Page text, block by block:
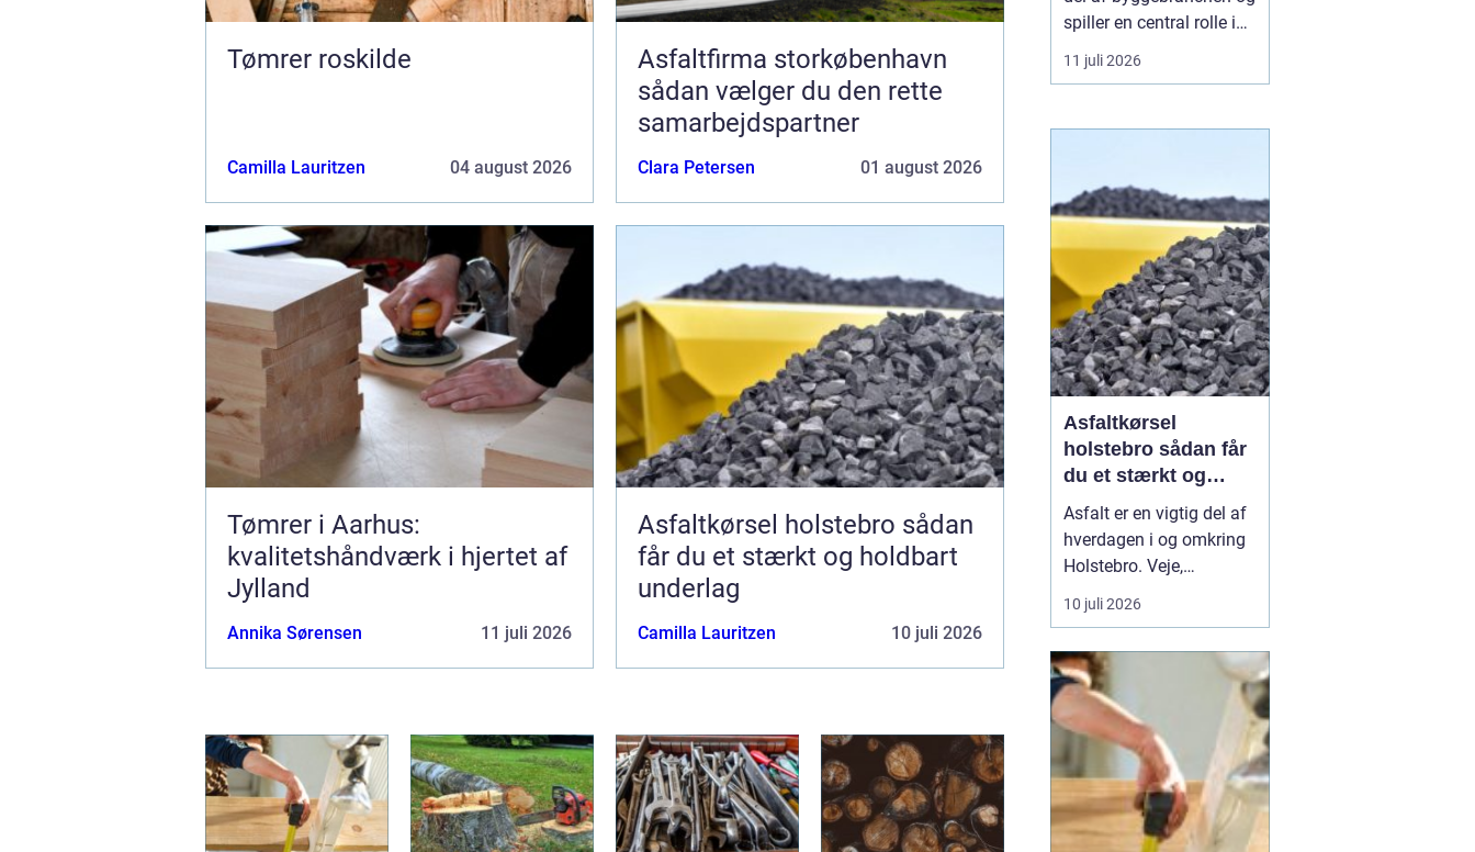
Tømrer roskilde
Camilla Lauritzen 04 august 2026
Asfaltfirma storkøbenhavn
sådan vælger du den rette
samarbejdspartner
Clara Petersen 01 august 2026
Tømrer i Aarhus:
kvalitetshåndværk i hjertet af
Jylland
Annika Sørensen 11 juli 2026
Asfaltkørsel holstebro sådan
får du et stærkt og holdbart
underlag
Camilla Lauritzen 10 juli 2026
spiller en central rolle i
både nybyggeri,
renovering og
boliger og
Aarhus er der stor
aktivitet inden for
byggeri, og derfor er der
løbende ...
11 juli 2026
Asfaltkørsel
holstebro sådan får
du et stærkt og
holdbart underlag
Asfalt er en vigtig del af
hverdagen i og omkring
Holstebro. Veje,
indkørsler,
parkeringspladser og
kun optimalt, hvis
asfalten er lagt korrekt
og kørt ud på den rigtige
måde. Mange tænker
mest på selve asfalten,
men asfaltkø...
10 juli 2026